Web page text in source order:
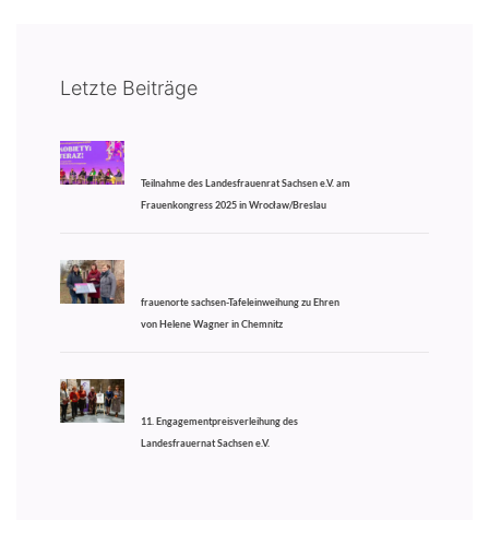
Letzte Beiträge
Teilnahme des Landesfrauenrat Sachsen e.V. am
Frauenkongress 2025 in Wrocław/Breslau
frauenorte sachsen-Tafeleinweihung zu Ehren
von Helene Wagner in Chemnitz
11. Engagementpreisverleihung des
Landesfrauernat Sachsen e.V.